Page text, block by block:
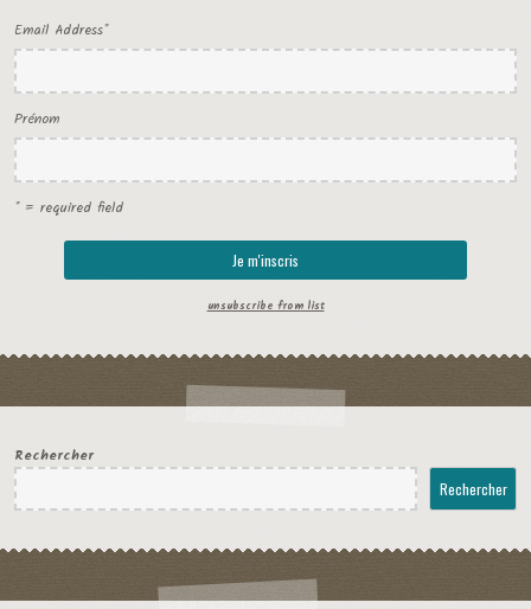
Email Address*
Prénom
* = required field
unsubscribe from list
Rechercher
Rechercher